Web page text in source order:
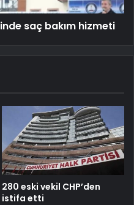
saç bakım hizmeti
280 eski vekil CHP’den
istifa etti